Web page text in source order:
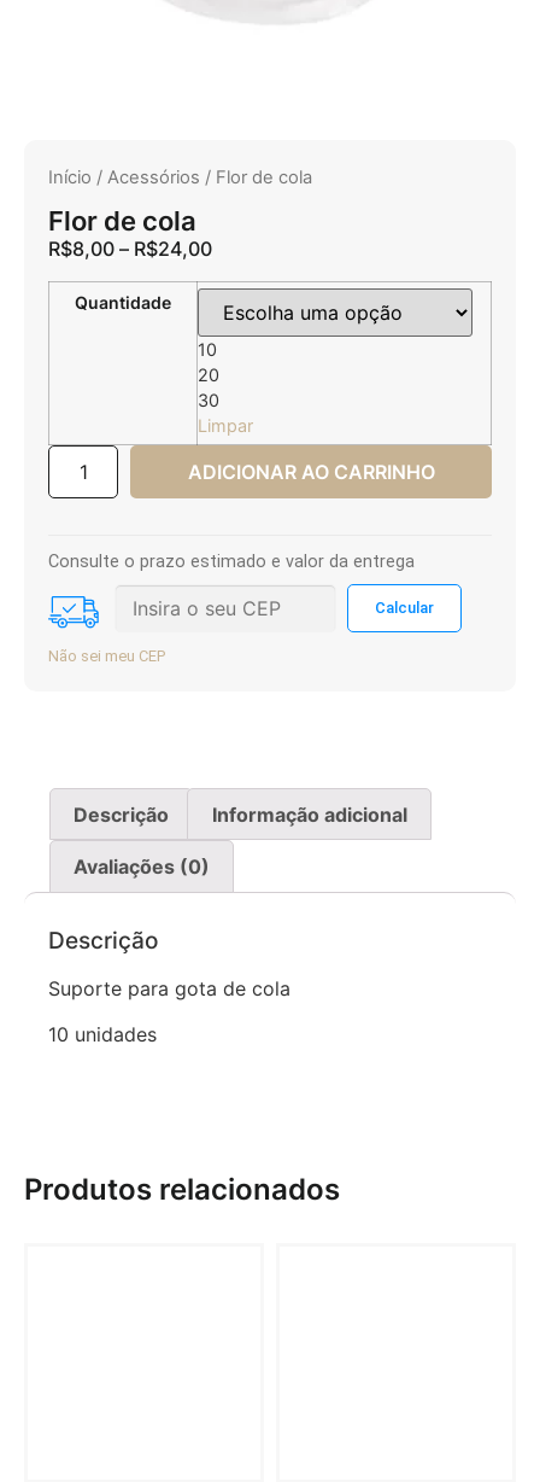
Início / Acessórios / Flor de cola
Flor de cola
R$8,00 – R$24,00
Quantidade
10
20
30
Limpar
ADICIONAR AO CARRINHO
Consulte o prazo estimado e valor da entrega
Não sei meu CEP
Descrição Informação adicional
Avaliações (0)
Descrição
Suporte para gota de cola
10 unidades
Produtos relacionados